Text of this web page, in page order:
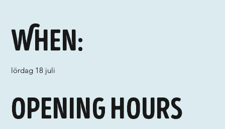
When:
lördag 18 juli
Opening hours